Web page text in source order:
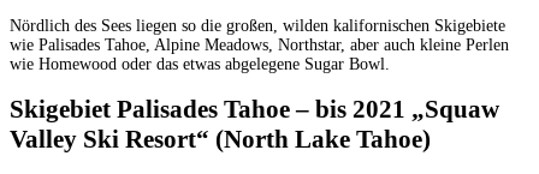
Nördlich des Sees liegen so die großen, wilden kalifornischen Skigebiete
wie Palisades Tahoe, Alpine Meadows, Northstar, aber auch kleine Perlen
wie Homewood oder das etwas abgelegene Sugar Bowl.
Skigebiet Palisades Tahoe – bis 2021 „Squaw
Valley Ski Resort“ (North Lake Tahoe)